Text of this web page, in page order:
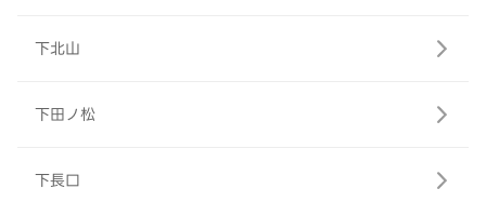
下北山
下田ノ松
下長口